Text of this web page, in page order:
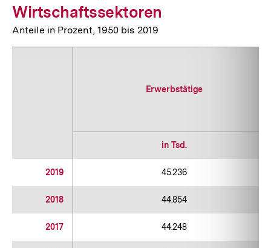
Wirtschaftssektoren
Anteile in Prozent, 1950 bis 2019
Erwerbstätige
in Tsd.
2019 45.236
2018 44.854
2017 44.248